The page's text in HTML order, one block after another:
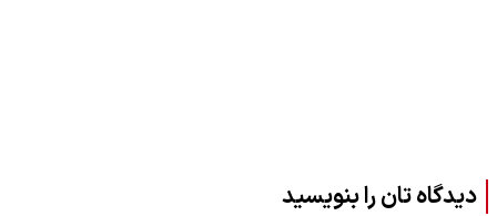
دیدگاه تان را بنویسید